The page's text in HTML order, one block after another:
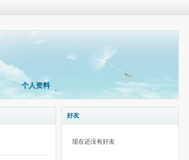
个人资料
好友
现在还没有好友